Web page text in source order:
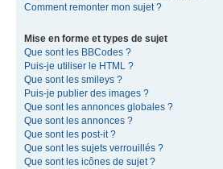
Comment remonter mon sujet ?
Mise en forme et types de sujet
Que sont les BBCodes ?
Puis-je utiliser le HTML ?
Que sont les smileys ?
Puis-je publier des images ?
Que sont les annonces globales ?
Que sont les annonces ?
Que sont les post-it ?
Que sont les sujets verrouillés ?
Que sont les icônes de sujet ?